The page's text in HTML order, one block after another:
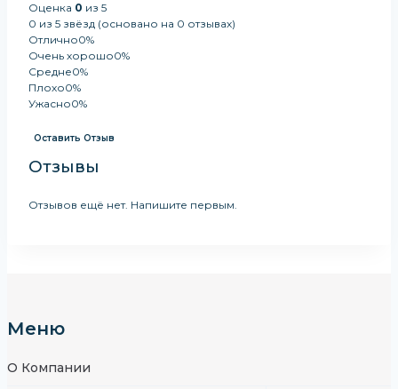
Оценка 0 из 5
0 из 5 звёзд (основано на 0 отзывах)
Отлично0%
Очень хорошо0%
Средне0%
Плохо0%
Ужасно0%
Оставить Отзыв
Отзывы
Отзывов ещё нет. Напишите первым.
Меню
О Компании